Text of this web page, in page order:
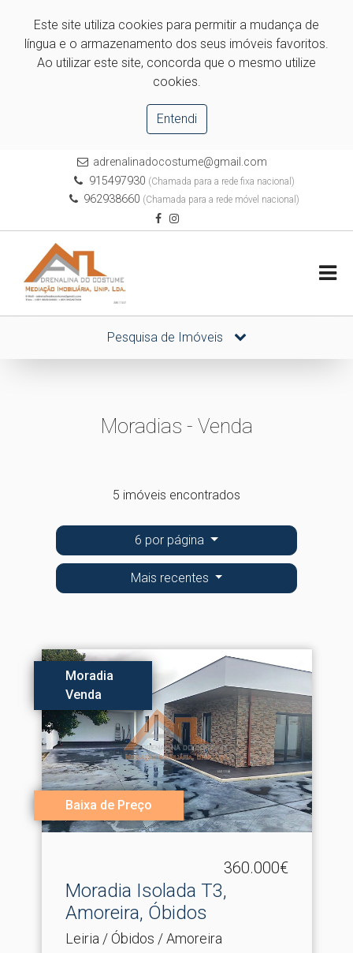
Este site utiliza cookies para permitir a mudança de
língua e o armazenamento dos seus imóveis favoritos.
Ao utilizar este site, concorda que o mesmo utilize
cookies.
Entendi
adrenalinadocostume@gmail.com
915497930 (Chamada para a rede fixa nacional)
962938660 (Chamada para a rede móvel nacional)
Pesquisa de Imóveis
Moradias - Venda
5 imóveis encontrados
6 por página
Mais recentes
Moradia
Venda
Baixa de Preço
360.000€
Moradia Isolada T3,
Amoreira, Óbidos
Leiria / Óbidos / Amoreira